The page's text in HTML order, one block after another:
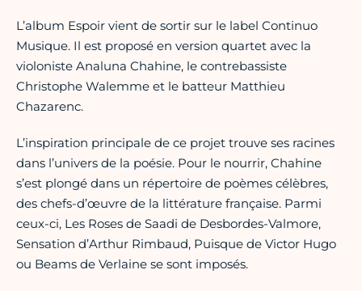
L’album Espoir vient de sortir sur le label Continuo
Musique. Il est proposé en version quartet avec la
violoniste Analuna Chahine, le contrebassiste
Christophe Walemme et le batteur Matthieu
Chazarenc.
L’inspiration principale de ce projet trouve ses racines
dans l’univers de la poésie. Pour le nourrir, Chahine
s’est plongé dans un répertoire de poèmes célèbres,
des chefs-d’œuvre de la littérature française. Parmi
ceux-ci, Les Roses de Saadi de Desbordes-Valmore,
Sensation d’Arthur Rimbaud, Puisque de Victor Hugo
ou Beams de Verlaine se sont imposés.